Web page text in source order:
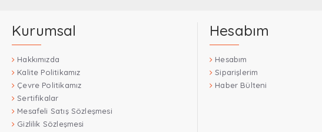
Kurumsal
Hakkımızda
Kalite Politikamız
Çevre Politikamız
Sertifikalar
Mesafeli Satış Sözleşmesi
Gizlilik Sözleşmesi
Hesabım
Hesabım
Siparişlerim
Haber Bülteni